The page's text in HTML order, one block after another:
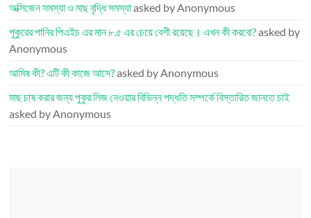
অক্সিজেন সমস্যা ও মাছ বৃদ্ধি সমস্যাasked by Anonymous
পুকুরের পানির পিএইচ এর মান ৮.৫ এর চেয়ে বেশী রয়েছে। এখন কী করবো?asked by
Anonymous
আমিষ কী? এটি কী কাজে আসে?asked by Anonymous
মাছ চাষ করার জন্য পুকুর লিজ নেওয়ার বিভিন্ন পদ্ধতি সম্পর্কে বিস্তারিত জানতে চাই
asked by Anonymous